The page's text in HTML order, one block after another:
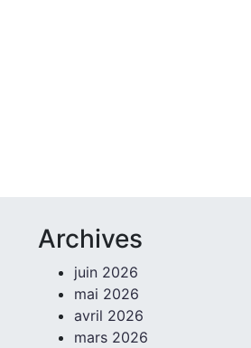
Archives
juin 2026
mai 2026
avril 2026
mars 2026